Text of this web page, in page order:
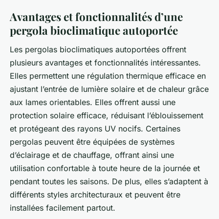
Avantages et fonctionnalités d’une
pergola bioclimatique autoportée
Les pergolas bioclimatiques autoportées offrent
plusieurs avantages et fonctionnalités intéressantes.
Elles permettent une régulation thermique efficace en
ajustant l’entrée de lumière solaire et de chaleur grâce
aux lames orientables. Elles offrent aussi une
protection solaire efficace, réduisant l’éblouissement
et protégeant des rayons UV nocifs. Certaines
pergolas peuvent être équipées de systèmes
d’éclairage et de chauffage, offrant ainsi une
utilisation confortable à toute heure de la journée et
pendant toutes les saisons. De plus, elles s’adaptent à
différents styles architecturaux et peuvent être
installées facilement partout.